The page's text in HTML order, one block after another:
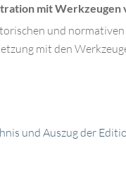
mit Werkzeugen
und
mit den
und Auszug der